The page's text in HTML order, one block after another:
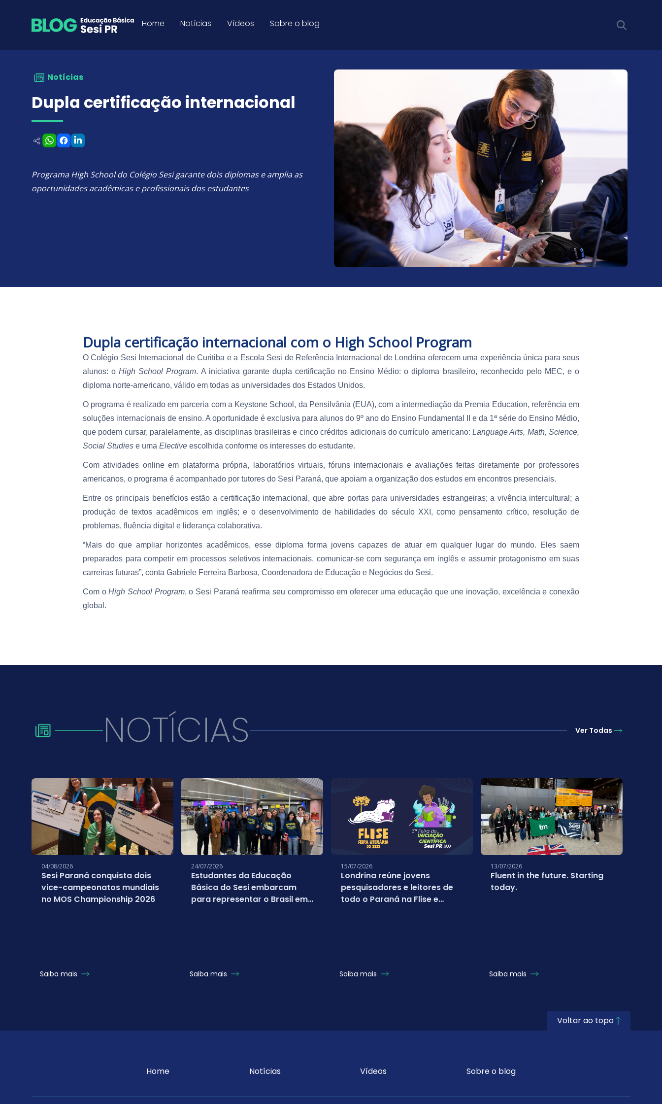
Home Notícias Vídeos Sobre o blog
Notícias
Dupla certificação internacional
Programa High School do Colégio Sesi garante dois diplomas e amplia as
oportunidades acadêmicas e profissionais dos estudantes
Dupla certificação internacional com o High School Program
O Colégio Sesi Internacional de Curitiba e a Escola Sesi de Referência Internacional de Londrina oferecem uma experiência única para seus
alunos: oHigh School Program. A iniciativa garante dupla certificação no Ensino Médio: o diploma brasileiro, reconhecido pelo MEC, e o
diploma norte-americano, válido em todas as universidades dos Estados Unidos.
O programa é realizado em parceria com a Keystone School, da Pensilvânia (EUA), com a intermediação da Premia Education, referência em
soluções internacionais de ensino. A oportunidade é exclusiva para alunos do 9º ano do Ensino Fundamental II e da 1ª série do Ensino Médio,
que podem cursar, paralelamente, as disciplinas brasileiras e cinco créditos adicionais do currículo americano: Language Arts, Math, Science,
Social Studies e uma Elective escolhida conforme os interesses do estudante.
Com atividades online em plataforma própria, laboratórios virtuais, fóruns internacionais e avaliações feitas diretamente por professores
americanos, o programa é acompanhado por tutores do Sesi Paraná, que apoiam a organização dos estudos em encontros presenciais.
Entre os principais benefícios estão a certificação internacional, que abre portas para universidades estrangeiras; a vivência intercultural; a
produção de textos acadêmicos em inglês; e o desenvolvimento de habilidades do século XXI, como pensamento crítico, resolução de
problemas, fluência digital e liderança colaborativa.
“Mais do que ampliar horizontes acadêmicos, esse diploma forma jovens capazes de atuar em qualquer lugar do mundo. Eles saem
preparados para competir em processos seletivos internacionais, comunicar-se com segurança em inglês e assumir protagonismo em suas
carreiras futuras”, conta Gabriele Ferreira Barbosa, Coordenadora de Educação e Negócios do Sesi.
Com oHigh School Program, o Sesi Paraná reafirma seu compromisso em oferecer uma educação que une inovação, excelência e conexão
global.
NOTÍCIAS Ver Todas
04/08/2026
Sesi Paraná conquista dois
vice-campeonatos mundiais
no MOS Championship 2026
Saiba mais
24/07/2026
Estudantes da Educação
Básica do Sesi embarcam
para representar o Brasil em
Saiba mais
15/07/2026
Londrina reúne jovens
pesquisadores e leitores de
todo o Paraná na Flise e
Saiba mais
13/07/2026
Fluent in the future. Starting
today.
Saiba mais
Voltar ao topo
Home Notícias Vídeos Sobre o blog